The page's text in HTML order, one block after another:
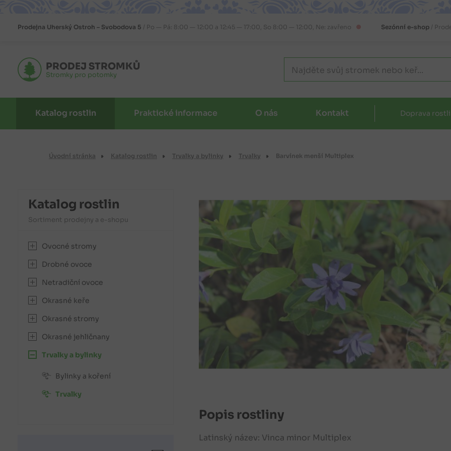
Prodejna Uherský Ostroh – Svobodova 5 Po — Pá: 8:00 — 12:00 a 12:45 — 17:00, So 8:00 — 12:00, Ne: zavřeno Sezónní e-shop/
PRODEJ STROMKŮ
Stromky pro potomky
Katalog rostlin Praktické informace O nás Kontakt Doprava
Úvodní stránka Katalog rostlin Trvalky a bylinky Trvalky Barvínek menší Multiplex
Popis rostliny
Latinský název: Vinca minor Multiplex
Katalog rostlin
Sortiment prodejny a e-shopu
Ovocné stromy
Drobné ovoce
Netradiční ovoce
Okrasné keře
Okrasné stromy
Okrasné jehličnany
Trvalky a bylinky
Bylinky a koření
Trvalky